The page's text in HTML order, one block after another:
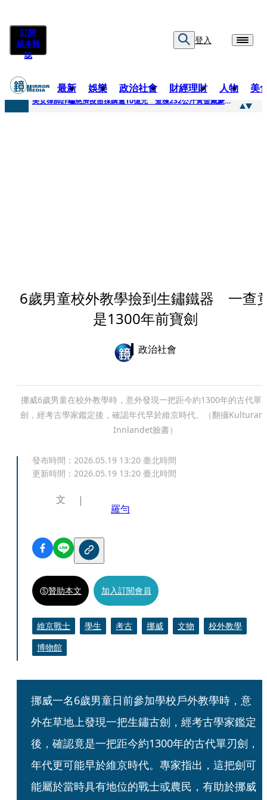
訂閱
紙本雜
誌
登入
最新 娛樂 政治社會 財經理財 人物 美
快訊
美女律師詐騙慈濟疫苗採購逾10億元 查獲232公斤黃金藏豪宅地板下
6歲男童校外教學撿到生鏽鐵器 一查
是1300年前寶劍
政治社會
挪威6歲男童在校外教學時，意外發現一把距今約1300年的古代單
劍，經考古學家鑑定後，確認年代早於維京時代。（翻攝
Innlandet臉書）
發布時間： 2026.05.19 13:20 臺北時間
更新時間： 2026.05.19 13:20 臺北時間
文
羅勻
贊助本文 加入訂閱會員
維京戰士 學生 考古 挪威 文物
校外教學
博物館
挪威一名6歲男童日前參加學校戶外教學時，意
外在草地上發現一把生鏽古劍，經考古學家鑑定
後，確認竟是一把距今約1300年的古代單刃劍，
年代更可能早於維京時代。專家指出，這把劍可
能屬於當時具有地位的戰士或農民，有助於挪威